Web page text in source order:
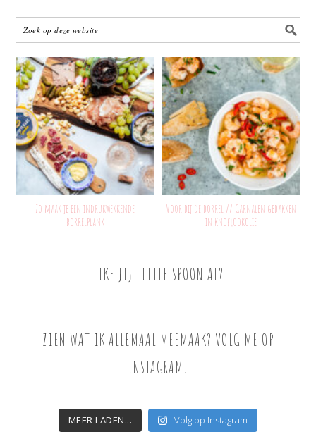
Zo maak je een indrukwekkende
borrelplank
Voor bij de borrel // Garnalen gebakken
in knoflookolie
LIKE JIJ LITTLE SPOON AL?
ZIEN WAT IK ALLEMAAL MEEMAAK? VOLG ME OP
INSTAGRAM!
MEER LADEN... Volg op Instagram